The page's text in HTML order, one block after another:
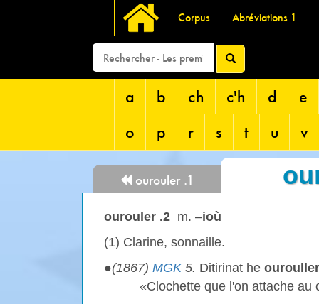
Corpus Abréviations 1
DEVRI
a b ch c'h d
e
o
p r s t u v
ourouler .1
ourouler .2 m. –ioù
(1) Clarine, sonnaille.
●(1867) MGK5. Ditirinat he ourouller
«Clochette que l'on attache au